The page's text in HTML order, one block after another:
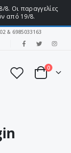
8. Οι παραγγελίες
από 19/8.
& 6985033163
Cart
0